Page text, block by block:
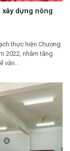
dựng nông
thực hiện Chương
2022, nhằm tăng